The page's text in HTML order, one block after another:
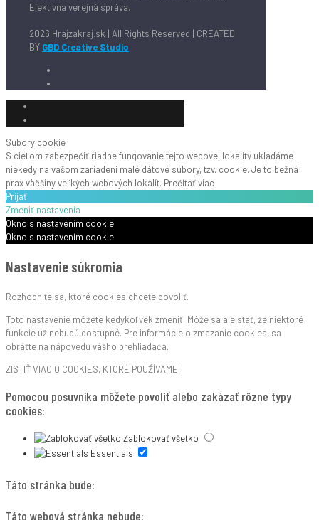
Efektívna verejná správa.
2026 Hrajzakraj.sk | All Rights Reserved | CREATED
BY GBD Creative Studio
Súbory cookie
S cieľom zabezpečiť riadne fungovanie tejto webovej lokality ukladáme
niekedy na vašom zariadení malé dátové súbory, tzv. cookie. Je to bežná
prax väčšiny veľkých webových lokalít. Prečítať viac
Prijať
Zmeniť nastavenia
Okno s nastavením cookie
Okno s nastavením cookie
Nastavenie súkromia
Rozhodnite sa, ktoré cookies chcete povoliť.
Toto nastavenie môžete kedykoľvek zmeniť. Môže sa ale stať, že niektoré
funkcie už nebudú dostupné. Pre informácie o zmazanie cookies, sa
obráťte na nápovedu vášho prehliadača.
ZISTIŤ VIAC O COOKIES, KTORÉ POUŽÍVAME.
Pomocou posuvníka môžete povoliť alebo zakázať rôzne typy
cookies:
Zablokovať všetko
Essentials
Táto stránka bude:
Táto webová stránka nebude: